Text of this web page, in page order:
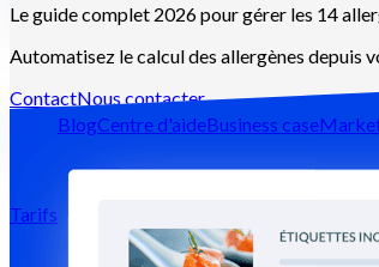
BlogCentre d'aideBusiness case
Tarifs
Le guide complet 2026 pour gérer les 14
Automatisez le calcul des allergènes depuis
ContactNous contacter